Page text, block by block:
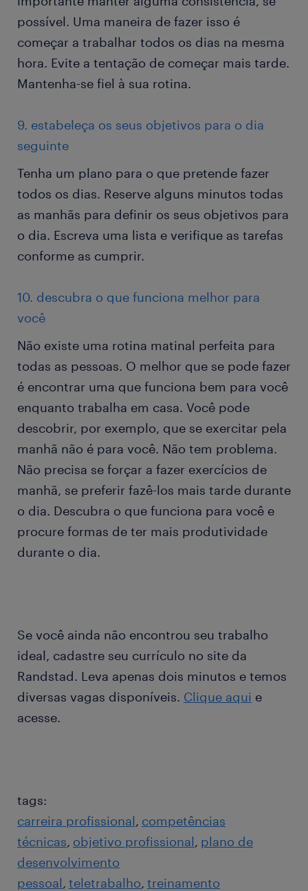
possível. Uma maneira de fazer isso é
começar a trabalhar todos os dias na mesma
hora. Evite a tentação de começar mais tarde.
Mantenha-se fiel à sua rotina.
9. estabeleça os seus objetivos para o dia
seguinte
Tenha um plano para o que pretende fazer
todos os dias. Reserve alguns minutos todas
as manhãs para definir os seus objetivos para
o dia. Escreva uma lista e verifique as tarefas
conforme as cumprir.
10. descubra o que funciona melhor para
você
Não existe uma rotina matinal perfeita para
todas as pessoas. O melhor que se pode fazer
é encontrar uma que funciona bem para você
enquanto trabalha em casa. Você pode
descobrir, por exemplo, que se exercitar pela
manhã não é para você. Não tem problema.
Não precisa se forçar a fazer exercícios de
manhã, se preferir fazê-los mais tarde durante
o dia. Descubra o que funciona para você e
procure formas de ter mais produtividade
durante o dia.
Se você ainda não encontrou seu trabalho
ideal, cadastre seu currículo no site da
Randstad. Leva apenas dois minutos e temos
diversas vagas disponíveis. Clique aqui e
acesse.
tags:
carreira profissional competências
técnicas objetivo profissional plano de
desenvolvimento
pessoal teletrabalho treinamento